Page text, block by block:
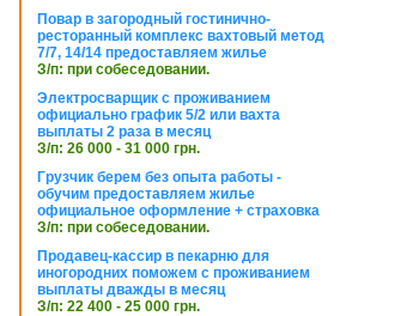
Повар в загородный гостинично-
ресторанный комплекс вахтовый метод
7/7, 14/14 предоставляем жилье
З/п: при собеседовании.
Электросварщик с проживанием
официально график 5/2 или вахта
выплаты 2 раза в месяц
З/п: 26 000 - 31 000 грн.
Грузчик берем без опыта работы -
обучим предоставляем жилье
официальное оформление + страховка
З/п: при собеседовании.
Продавец-кассир в пекарню для
иногородних поможем с проживанием
выплаты дважды в месяц
З/п: 22 400 - 25 000 грн.